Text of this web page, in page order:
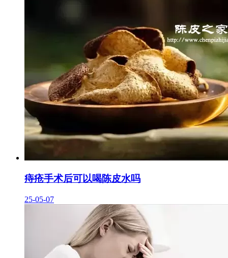
痔疮手术后可以喝陈皮水吗
25-05-07